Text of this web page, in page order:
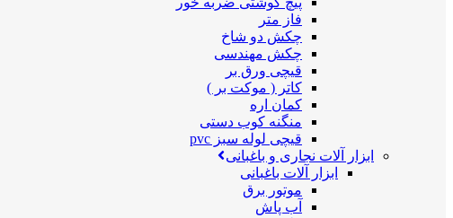
فاز متر
چکش دو شاخ
چکش مهندسی
قیچی ورق بر
کاتر ( موکت بر )
کمان اره
منگنه کوب دستی
قیچی لوله سبز pvc
ابزار آلات نجاری و باغبانی
ابزار آلات باغبانی
موتور برق
آب پاش